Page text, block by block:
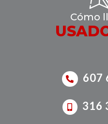
Cómo
607
316